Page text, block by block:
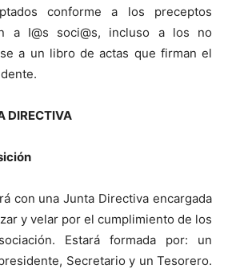
conforme a los preceptos
a I@s soci@s, incluso a los no
a un libro de actas que firman el
DIRECTIVA
con una Junta Directiva encargada
y velar por el cumplimiento de los
Estará formada por: un
Secretario y un Tesorero.